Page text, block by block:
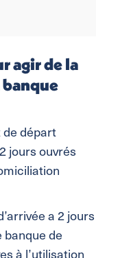
agir de la
de départ
jours ouvrés
a 2 jours
de
à l’utilisation